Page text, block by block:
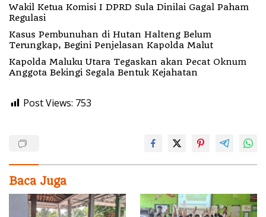
Wakil Ketua Komisi I DPRD Sula Dinilai Gagal Paham
Regulasi
Kasus Pembunuhan di Hutan Halteng Belum
Terungkap, Begini Penjelasan Kapolda Malut
Kapolda Maluku Utara Tegaskan akan Pecat Oknum
Anggota Bekingi Segala Bentuk Kejahatan
Post Views: 753
Baca Juga